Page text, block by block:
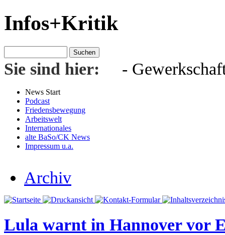
Infos+Kritik
Sie sind hier: -
News Start
Podcast
Friedensbewegung
Arbeitswelt
Internationales
alte BaSo/CK News
Impressum u.a.
Archiv
Lula warnt in Hannover vor